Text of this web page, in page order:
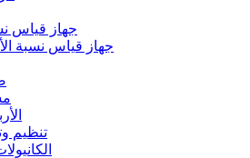
جهاز قياس
جهاز قياس نسبة
تنظيم